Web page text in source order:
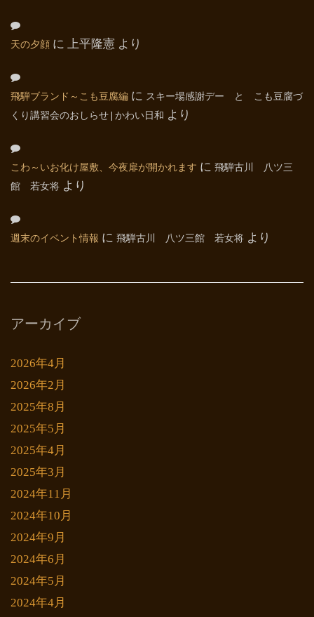
天の夕顔 に 上平隆憲 より
飛騨ブランド～こも豆腐編 に スキー場感謝デー と こも豆腐づ
くり講習会のおしらせ | かわい日和 より
こわ～いお化け屋敷、今夜扉が開かれます に 飛騨古川 八ツ三
館 若女将 より
週末のイベント情報 に 飛騨古川 八ツ三館 若女将 より
アーカイブ
2026年4月
2026年2月
2025年8月
2025年5月
2025年4月
2025年3月
2024年11月
2024年10月
2024年9月
2024年6月
2024年5月
2024年4月